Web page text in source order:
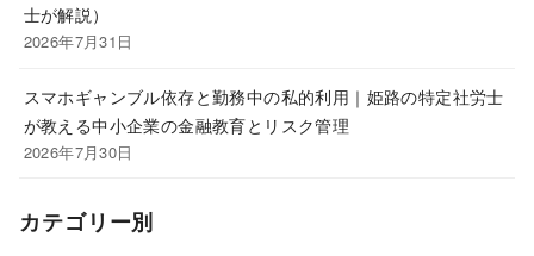
士が解説）
2026年7月31日
スマホギャンブル依存と勤務中の私的利用｜姫路の特定社労士
が教える中小企業の金融教育とリスク管理
2026年7月30日
カテゴリー別